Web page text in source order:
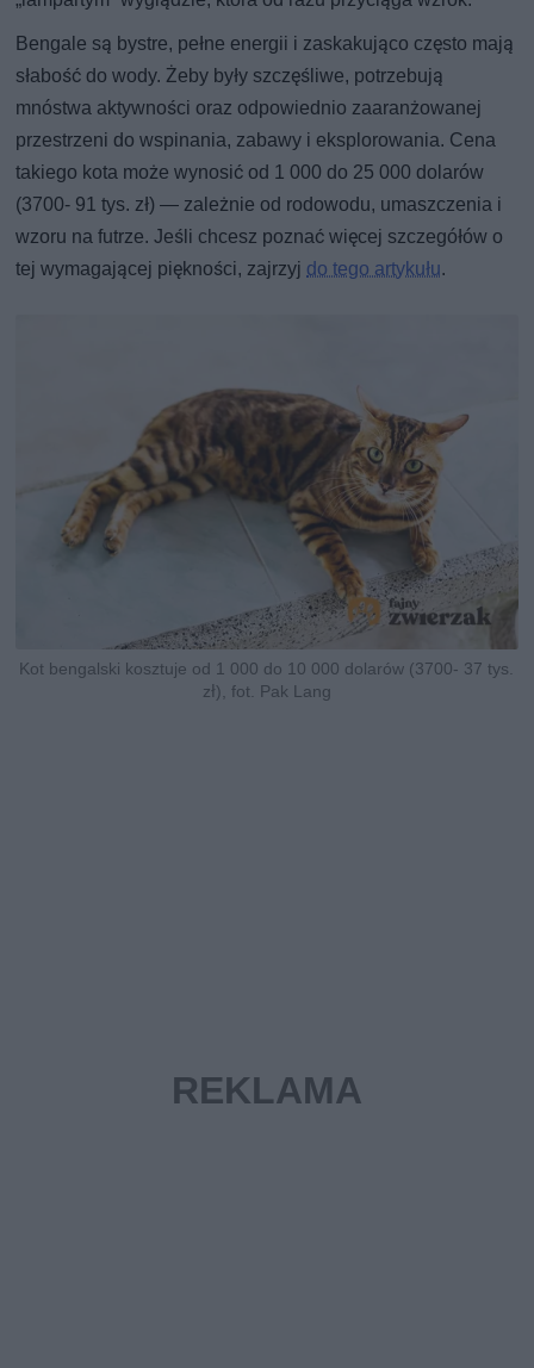
Bengale są bystre, pełne energii i zaskakująco często mają
słabość do wody. Żeby były szczęśliwe, potrzebują
mnóstwa aktywności oraz odpowiednio zaaranżowanej
przestrzeni do wspinania, zabawy i eksplorowania. Cena
takiego kota może wynosić od 1 000 do 25 000 dolarów
(3700- 91 tys. zł) — zależnie od rodowodu, umaszczenia i
wzoru na futrze. Jeśli chcesz poznać więcej szczegółów o
tej wymagającej piękności, zajrzyj do tego artykułu.
Kot bengalski kosztuje od 1 000 do 10 000 dolarów (3700- 37 tys.
zł), fot. Pak Lang